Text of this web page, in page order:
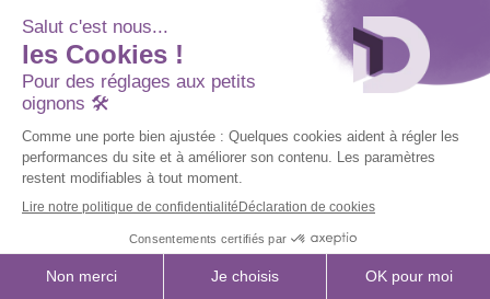
Comptez 4 à 8 semaines de délai pour fabriquer vos
produits selon leurs particularités. Notre partenaire
menuisier se charge ensuite de la pose.
Vous êtes menuisier, architecte, maître
d’ouvrage ?